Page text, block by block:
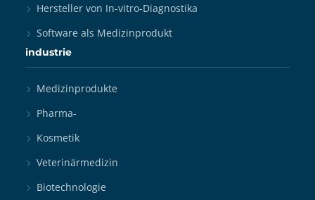
Hersteller von In-vitro-Diagnostika
Software als Medizinprodukt
industrie
Medizinprodukte
Pharma-
Kosmetik
Veterinärmedizin
Biotechnologie